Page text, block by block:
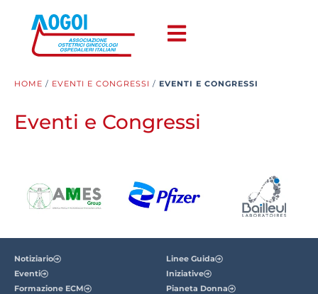
HOME / EVENTI E CONGRESSI / EVENTI E CONGRESSI
Eventi e Congressi
Notiziario
Eventi
Formazione ECM
Linee Guida
Iniziative
Pianeta Donna